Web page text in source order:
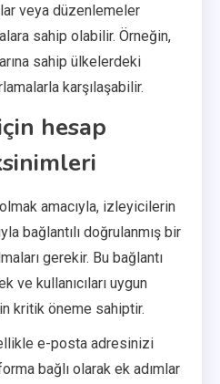
veya düzenlemeler
sahip olabilir. Örneğin,
sahip ülkelerdeki
karşılaşabilir.
hesap
amacıyla, izleyicilerin
bağlantılı doğrulanmış bir
gerekir. Bu bağlantı
ve kullanıcıları uygun
kritik öneme sahiptir.
e-posta adresinizi
bağlı olarak ek adımlar